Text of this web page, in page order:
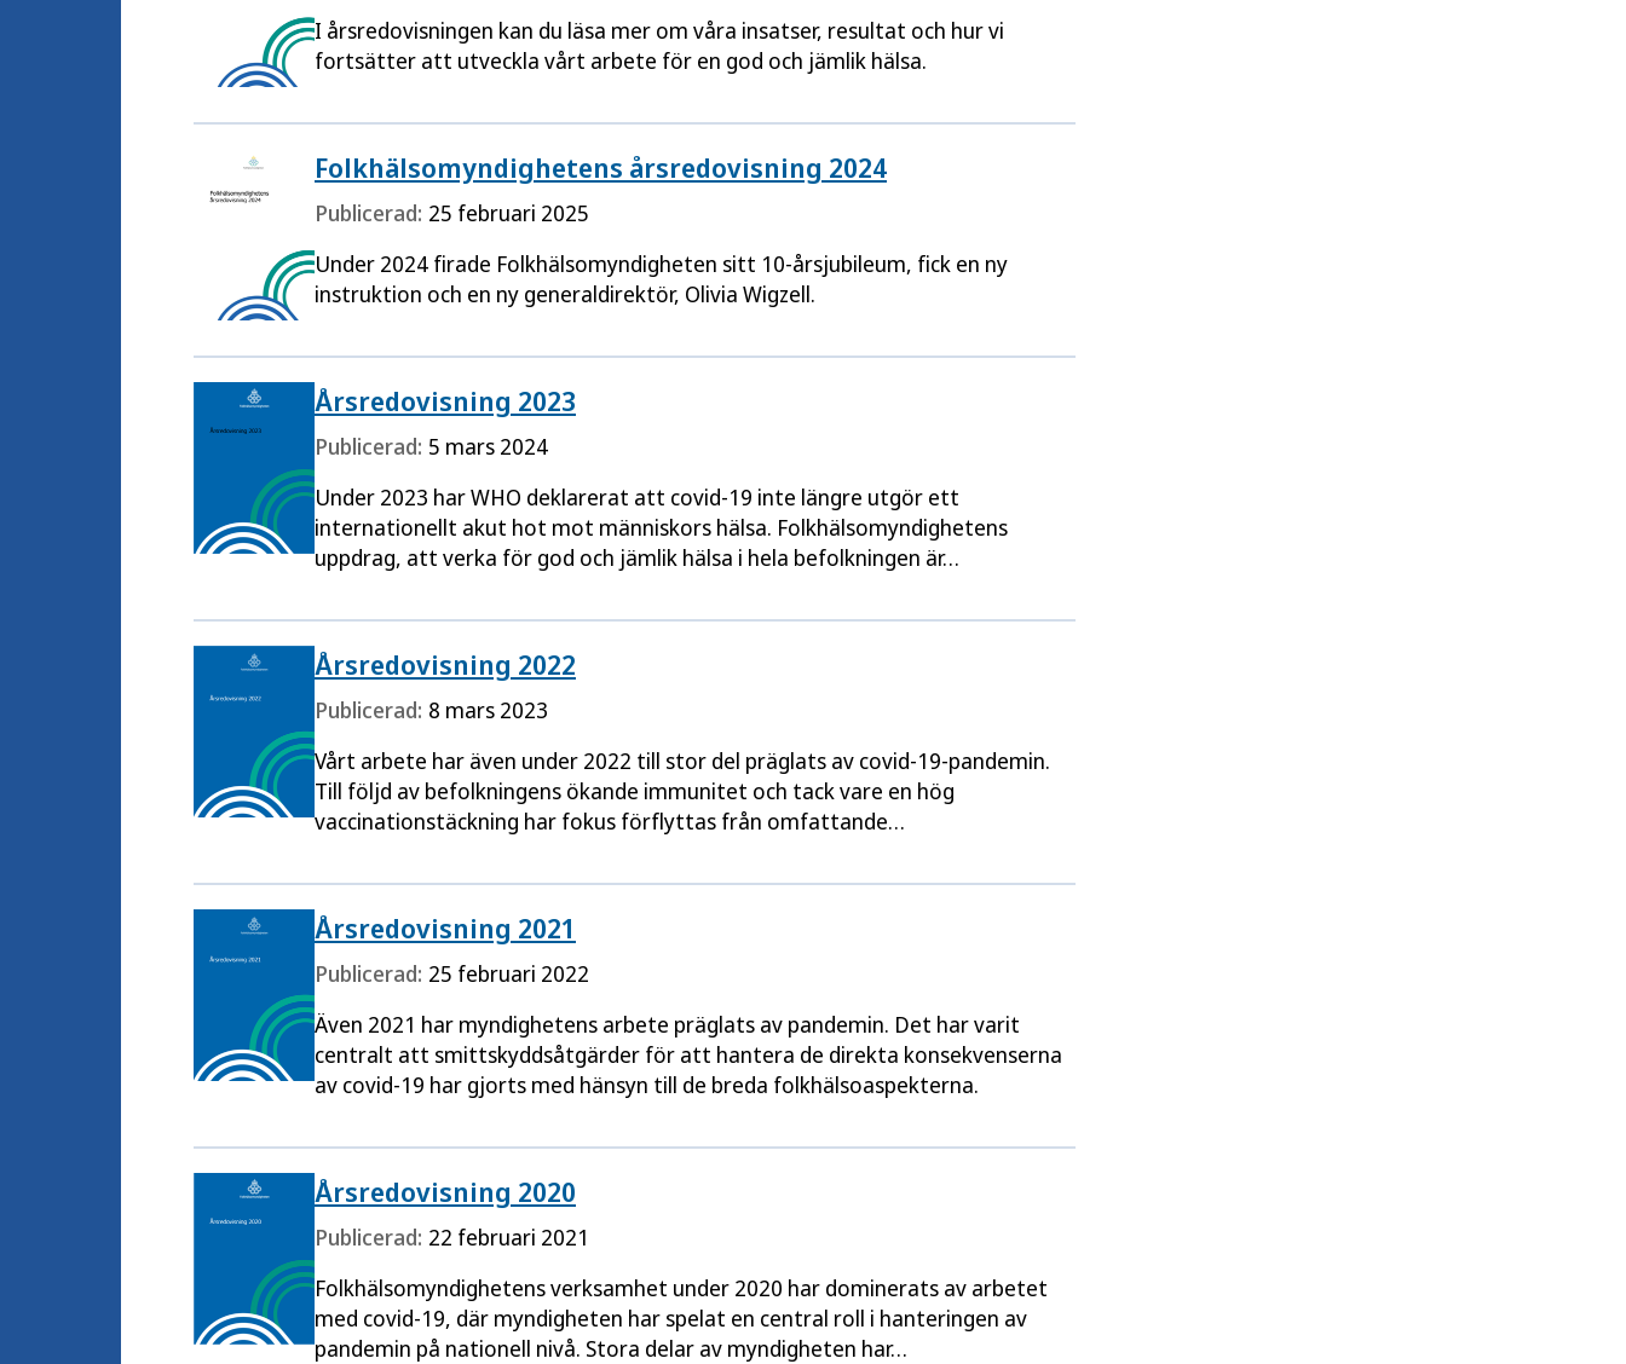
I årsredovisningen kan du läsa mer om våra insatser, resultat och hur vi
fortsätter att utveckla vårt arbete för en god och jämlik hälsa.
Folkhälsomyndighetens årsredovisning 2024
Publicerad: 25 februari 2025
Under 2024 firade Folkhälsomyndigheten sitt 10-årsjubileum, fick en ny
instruktion och en ny generaldirektör, Olivia Wigzell.
Årsredovisning 2023
Publicerad: 5 mars 2024
Under 2023 har WHO deklarerat att covid-19 inte längre utgör ett
internationellt akut hot mot människors hälsa. Folkhälsomyndighetens
uppdrag, att verka för god och jämlik hälsa i hela befolkningen är…
Årsredovisning 2022
Publicerad: 8 mars 2023
Vårt arbete har även under 2022 till stor del präglats av covid-19-pandemin.
Till följd av befolkningens ökande immunitet och tack vare en hög
vaccinationstäckning har fokus förflyttas från omfattande…
Årsredovisning 2021
Publicerad: 25 februari 2022
Även 2021 har myndighetens arbete präglats av pandemin. Det har varit
centralt att smittskyddsåtgärder för att hantera de direkta konsekvenserna
av covid-19 har gjorts med hänsyn till de breda folkhälsoaspekterna.
Årsredovisning 2020
Publicerad: 22 februari 2021
Folkhälsomyndighetens verksamhet under 2020 har dominerats av arbetet
med covid-19, där myndigheten har spelat en central roll i hanteringen av
pandemin på nationell nivå. Stora delar av myndigheten har…